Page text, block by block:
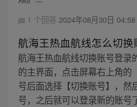
1 个回答 2024年08月30日 04:58
航海王热血航线怎么切换
航海王热血航线切换账号登录
的主界面，点击屏幕右上角的
号后面选择【切换账号】，然
号，之后就可以登录新的账号